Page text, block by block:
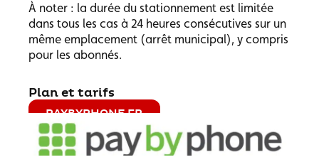
À noter : la durée du stationnement est limitée
dans tous les cas à 24 heures consécutives sur un
même emplacement (arrêt municipal), y compris
pour les abonnés.
Plan et tarifs
PAYBYPHONE.FR